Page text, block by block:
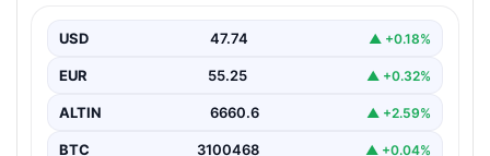
İrlandalı sağ bek Festy Oseiwe Ebosele ile…
USD 47.74 ▲ +0.18%
EUR 55.25 ▲ +0.32%
ALTIN 6660.6 ▲ +2.59%
BTC 3100468 ▲ +0.04%